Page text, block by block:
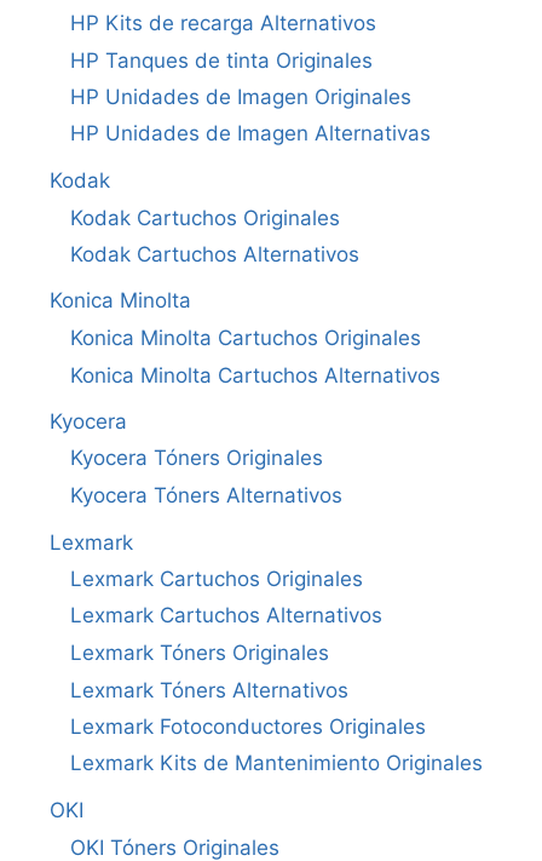
HP Kits de recarga Alternativos
HP Tanques de tinta Originales
HP Unidades de Imagen Originales
HP Unidades de Imagen Alternativas
Kodak
Kodak Cartuchos Originales
Kodak Cartuchos Alternativos
Konica Minolta
Konica Minolta Cartuchos Originales
Konica Minolta Cartuchos Alternativos
Kyocera
Kyocera Tóners Originales
Kyocera Tóners Alternativos
Lexmark
Lexmark Cartuchos Originales
Lexmark Cartuchos Alternativos
Lexmark Tóners Originales
Lexmark Tóners Alternativos
Lexmark Fotoconductores Originales
Lexmark Kits de Mantenimiento Originales
OKI
OKI Tóners Originales